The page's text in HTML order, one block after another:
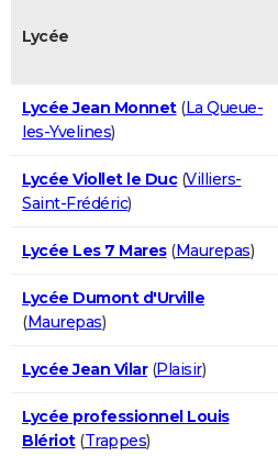
Lycée
Lycée Jean Monnet(La Queue-
les-Yvelines)
Lycée Viollet le Duc(Villiers-
Saint-Frédéric)
Lycée Les 7 Mares(Maurepas)
Lycée Dumont d'Urville
(Maurepas)
Lycée Jean Vilar(Plaisir)
Lycée professionnel Louis
Blériot(Trappes)